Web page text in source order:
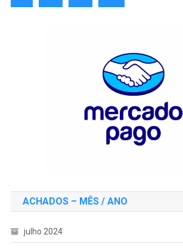
ACHADOS – MÊS / ANO
julho 2024